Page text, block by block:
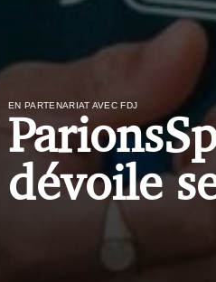
EN PARTENARIAT AVEC FDJ
dévoile